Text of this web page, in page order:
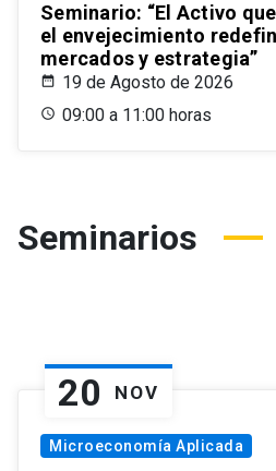
Seminario: “El Activo
el envejecimiento
mercados y estrategia”
19 de Agosto de 2026
09:00 a 11:00 horas
Seminarios
20 NOV
Microeconomía Aplicada